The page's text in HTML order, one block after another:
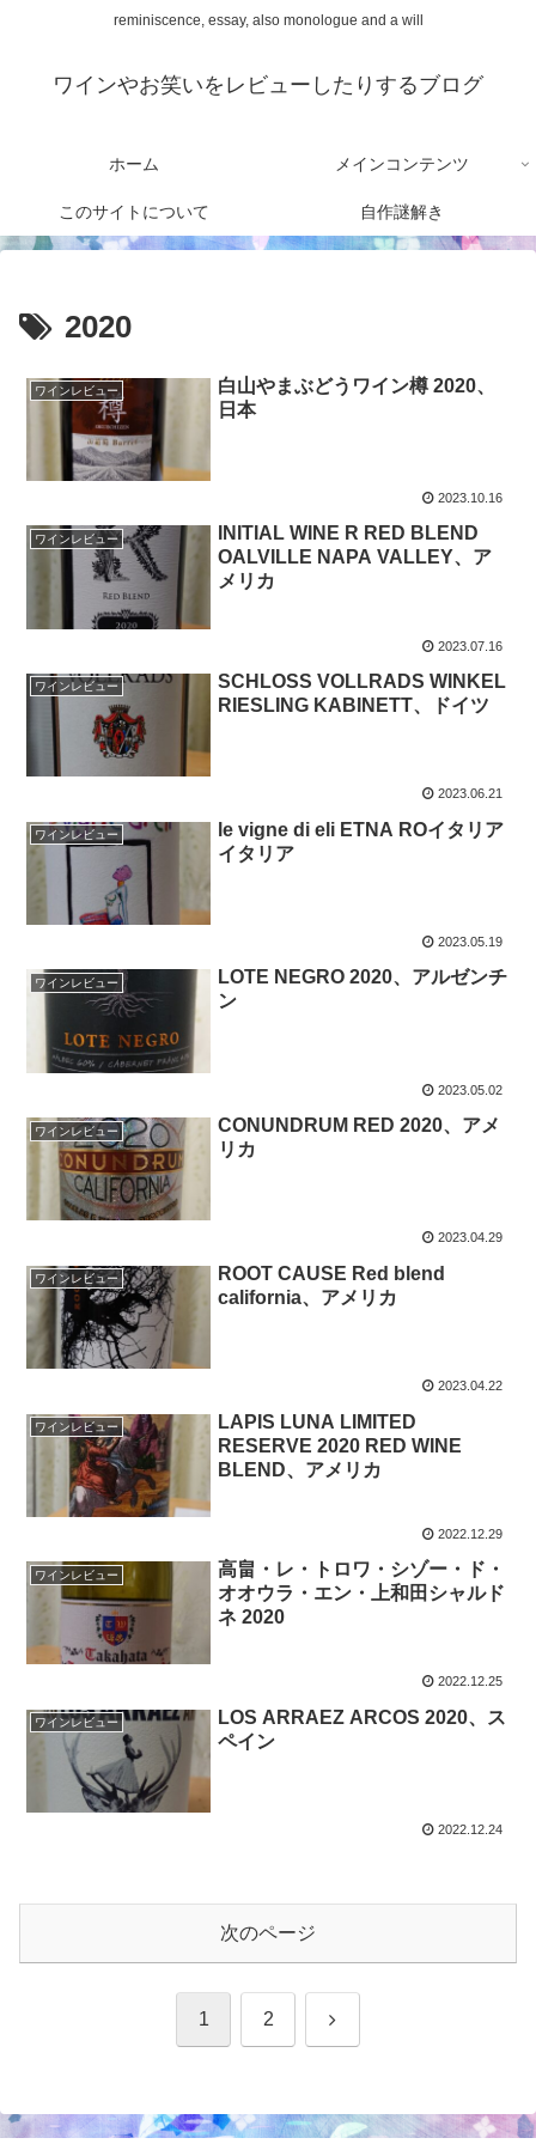
reminiscence, essay, also monologue and a will
ワインやお笑いをレビューしたりするブログ
ホーム メインコンテンツ
このサイトについて 自作謎解き
2020
ワインレビュー
白山やまぶどうワイン樽 2020、
日本
2023.10.16
ワインレビュー
INITIAL WINE R RED BLEND
OALVILLE NAPA VALLEY、ア
メリカ
2023.07.16
ワインレビュー
SCHLOSS VOLLRADS WINKEL
RIESLING KABINETT、ドイツ
2023.06.21
ワインレビュー
le vigne di eli ETNA ROイタリア
イタリア
2023.05.19
ワインレビュー
LOTE NEGRO 2020、アルゼンチ
ン
2023.05.02
ワインレビュー
CONUNDRUM RED 2020、アメ
リカ
2023.04.29
ワインレビュー
ROOT CAUSE Red blend
california、アメリカ
2023.04.22
ワインレビュー
LAPIS LUNA LIMITED
RESERVE 2020 RED WINE
BLEND、アメリカ
2022.12.29
ワインレビュー
高畠・レ・トロワ・シゾー・ド・
オオウラ・エン・上和田シャルド
ネ 2020
2022.12.25
ワインレビュー
LOS ARRAEZ ARCOS 2020、ス
ペイン
2022.12.24
次のページ
1 2 次